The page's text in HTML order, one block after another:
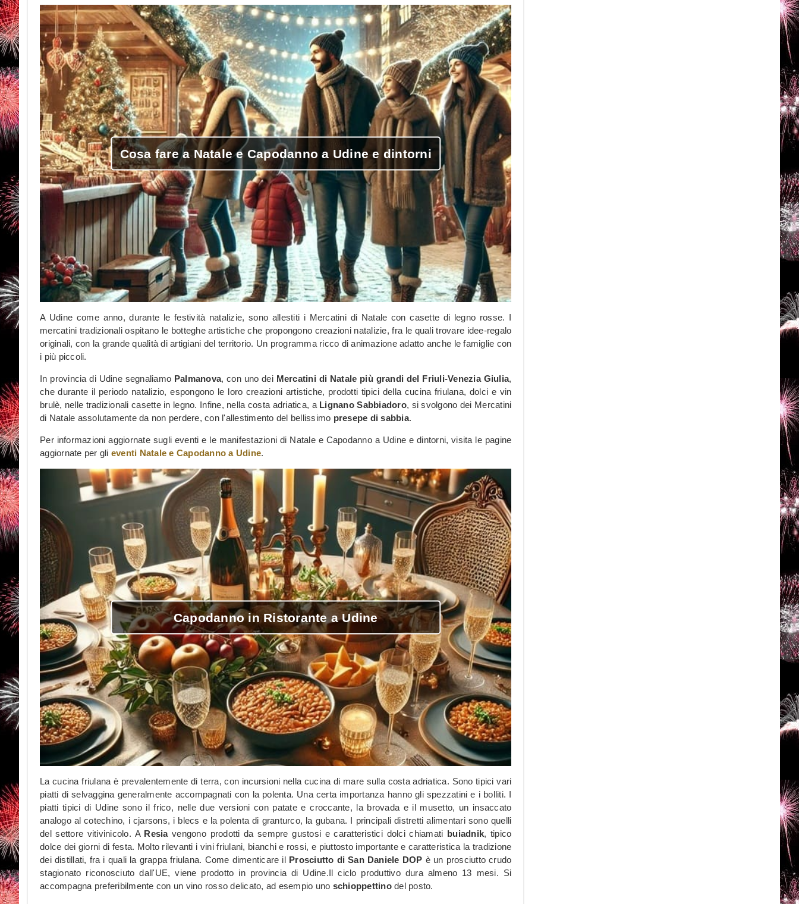
Cosa fare a Natale e Capodanno a Udine e dintorni
A Udine come anno, durante le festività natalizie, sono allestiti i Mercatini di Natale con casette di legno rosse. I
mercatini tradizionali ospitano le botteghe artistiche che propongono creazioni natalizie, fra le quali trovare idee-regalo
originali, con la grande qualità di artigiani del territorio. Un programma ricco di animazione adatto anche le famiglie con
i più piccoli.
In provincia di Udine segnaliamo Palmanova, con uno deiMercatini di Natale più grandi del Friuli-Venezia Giulia,
che durante il periodo natalizio, espongono le loro creazioni artistiche, prodotti tipici della cucina friulana, dolci e vin
brulè, nelle tradizionali casette in legno. Infine, nella costa adriatica, a Lignano Sabbiadoro, si svolgono dei Mercatini
di Natale assolutamente da non perdere, con l'allestimento del bellissimo presepe di sabbia.
Per informazioni aggiornate sugli eventi e le manifestazioni di Natale e Capodanno a Udine e dintorni, visita le pagine
aggiornate per gli eventi Natale e Capodanno a Udine.
Capodanno in Ristorante a Udine
La cucina friulana è prevalentemente di terra, con incursioni nella cucina di mare sulla costa adriatica. Sono tipici vari
piatti di selvaggina generalmente accompagnati con la polenta. Una certa importanza hanno gli spezzatini e i bolliti. I
piatti tipici di Udine sono il frico, nelle due versioni con patate e croccante, la brovada e il musetto, un insaccato
analogo al cotechino, i cjarsons, i blecs e la polenta di granturco, la gubana. I principali distretti alimentari sono quelli
del settore vitivinicolo. A Resiavengono prodotti da sempre gustosi e caratteristici dolci chiamati buiadnik, tipico
dolce dei giorni di festa. Molto rilevanti i vini friulani, bianchi e rossi, e piuttosto importante e caratteristica la tradizione
dei distillati, fra i quali la grappa friulana. Come dimenticare il Prosciutto di San Daniele DOP è un prosciutto crudo
stagionato riconosciuto dall'UE, viene prodotto in provincia di Udine.Il ciclo produttivo dura almeno 13 mesi. Si
accompagna preferibilmente con un vino rosso delicato, ad esempio uno schioppettinodel posto.